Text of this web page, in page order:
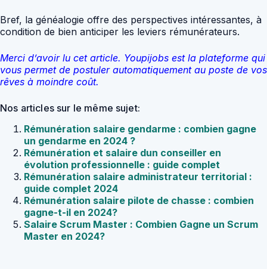
Bref, la généalogie offre des perspectives intéressantes, à
condition de bien anticiper les leviers rémunérateurs.
Merci d’avoir lu cet article. Youpijobs est la plateforme qui
vous permet de postuler automatiquement au poste de vos
rêves à moindre coût.
Nos articles sur le même sujet:
Rémunération salaire gendarme : combien gagne
un gendarme en 2024 ?
Rémunération et salaire dun conseiller en
évolution professionnelle : guide complet
Rémunération salaire administrateur territorial :
guide complet 2024
Rémunération salaire pilote de chasse : combien
gagne-t-il en 2024?
Salaire Scrum Master : Combien Gagne un Scrum
Master en 2024?